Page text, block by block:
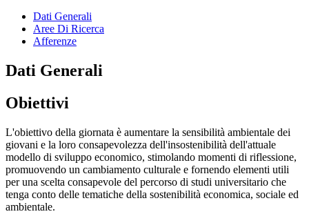
Dati Generali
Aree Di Ricerca
Afferenze
Dati Generali
Obiettivi
L'obiettivo della giornata è aumentare la sensibilità ambientale dei
giovani e la loro consapevolezza dell'insostenibilità dell'attuale
modello di sviluppo economico, stimolando momenti di riflessione,
promuovendo un cambiamento culturale e fornendo elementi utili
per una scelta consapevole del percorso di studi universitario che
tenga conto delle tematiche della sostenibilità economica, sociale ed
ambientale.